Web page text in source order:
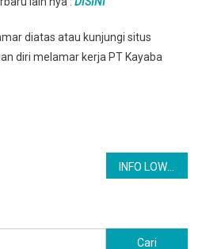
diatas atau kunjungi situs
diri melamar kerja PT Kayaba